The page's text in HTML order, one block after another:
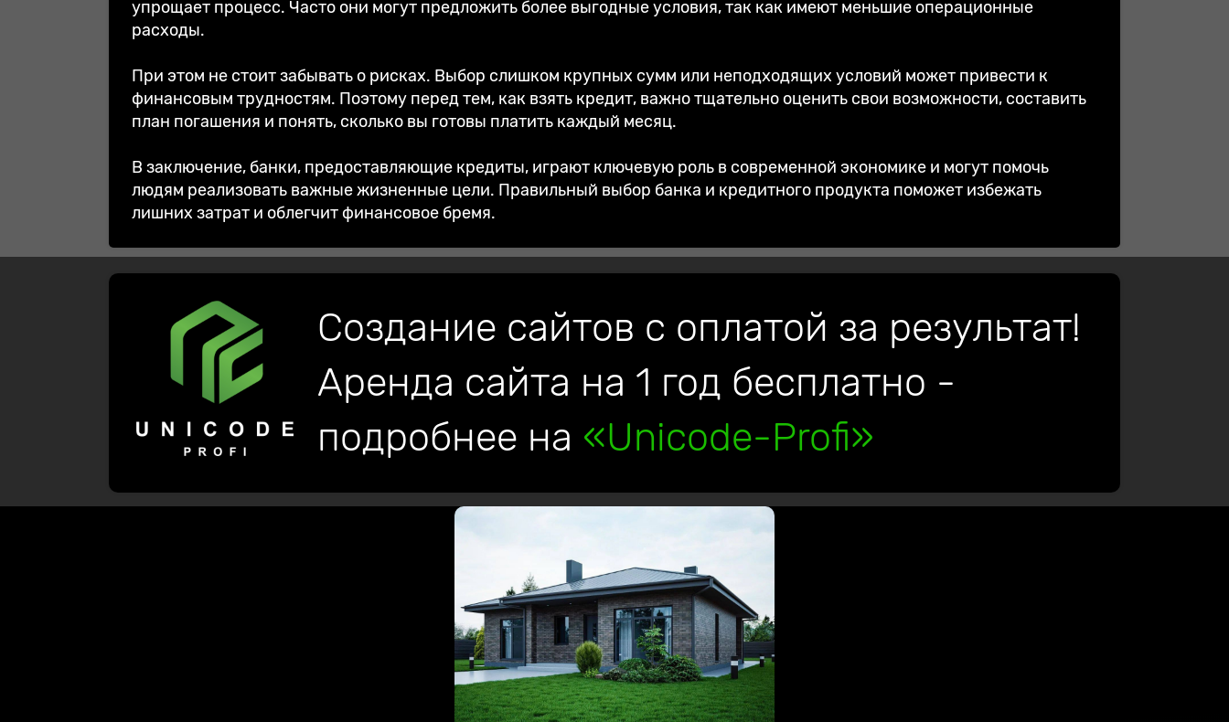
упрощает процесс. Часто они могут предложить более выгодные условия, так как имеют меньшие операционные
расходы.
При этом не стоит забывать о рисках. Выбор слишком крупных сумм или неподходящих условий может привести к
финансовым трудностям. Поэтому перед тем, как взять кредит, важно тщательно оценить свои возможности, составить
план погашения и понять, сколько вы готовы платить каждый месяц.
В заключение, банки, предоставляющие кредиты, играют ключевую роль в современной экономике и могут помочь
людям реализовать важные жизненные цели. Правильный выбор банка и кредитного продукта поможет избежать
лишних затрат и облегчит финансовое бремя.
Создание сайтов с оплатой за результат!
Аренда сайта на 1 год бесплатно -
подробнее на «Unicode-Profi»